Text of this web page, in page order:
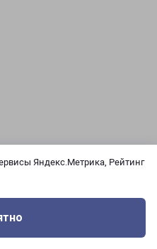
Яндекс.Метрика, Рейтинг
21:00